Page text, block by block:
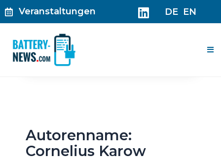
Zum
Inhalt
Veranstaltungen DE EN
Autorenname:
Cornelius Karow